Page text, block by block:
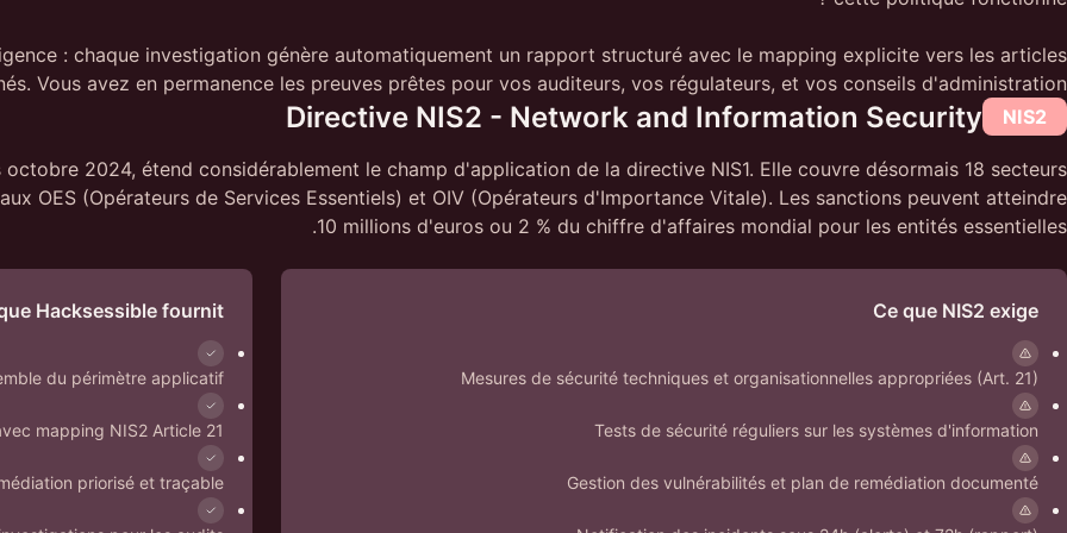
: chaque investigation génère automatiquement un rapport structuré avec le mapping explicite vers les articles
Vous avez en permanence les preuves prêtes pour vos auditeurs, vos régulateurs, et vos conseils d'administration.
NIS2
Directive NIS2 - Network and Information Security
2024, étend considérablement le champ d'application de la directive NIS1. Elle couvre désormais 18 secteurs
OES (Opérateurs de Services Essentiels) et OIV (Opérateurs d'Importance Vitale). Les sanctions peuvent atteindre
10 millions d'euros ou 2 % du chiffre d'affaires mondial pour les entités essentielles.
Ce que NIS2 exige
Mesures de sécurité techniques et organisationnelles appropriées (Art. 21)
Tests de sécurité réguliers sur les systèmes d'information
Gestion des vulnérabilités et plan de remédiation documenté
Hacksessible fournit
du périmètre applicatif
mapping NIS2 Article 21
priorisé et traçable